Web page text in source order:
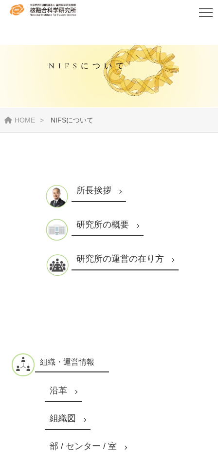
NIFSについて
HOME NIFSについて
所長挨拶
研究所の概要
研究所の運営の在り方
組織・運営情報
沿革
組織図
部 / センター / 室